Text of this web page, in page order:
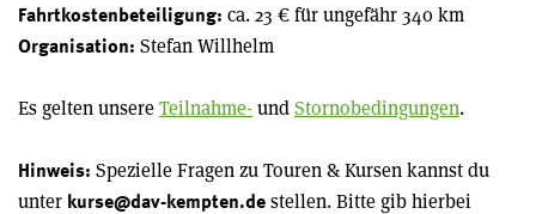
Fahrtkostenbeteiligung: ca. 23 € für ungefähr 340 km
Organisation: Stefan Willhelm
Es gelten unsereTeilnahme-undStornobedingungen.
Hinweis: Spezielle Fragen zu Touren & Kursen kannst du
unter kurse@dav-kempten.de stellen. Bitte gib hierbei